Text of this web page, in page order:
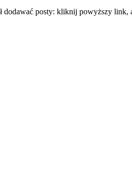
dodawać posty: kliknij powyższy link,